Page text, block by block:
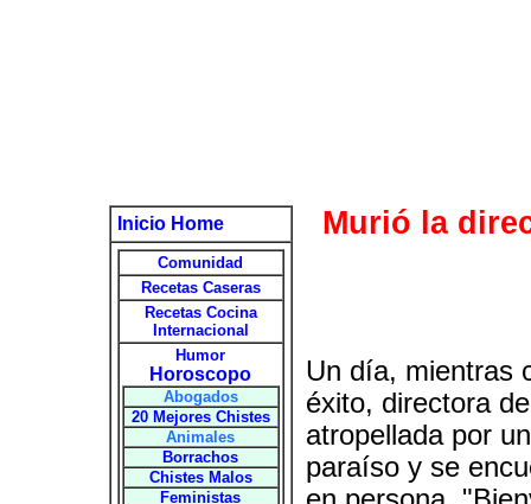
Inicio Home
Comunidad
Recetas Caseras
Recetas Cocina
Internacional
Humor
Horoscopo
Abogados
20 Mejores Chistes
Animales
Borrachos
Chistes Malos
Feministas
Murió la
Un día, mientras
éxito, directora
atropellada por
paraíso y se